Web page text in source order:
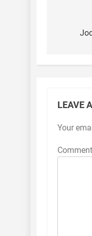
LEAVE
Your
Comment